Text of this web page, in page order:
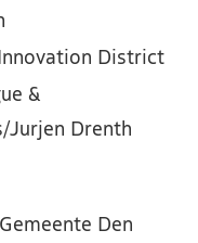
District
&
Jurjen Drenth
Den